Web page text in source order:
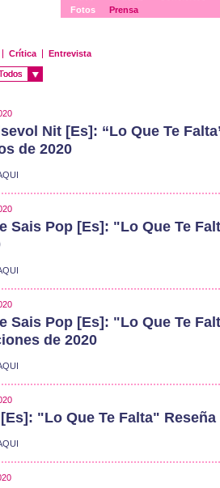
Fotos
Prensa
Crítica Entrevista
Nit [Es]: “Lo Que Te
de 2020
Sais Pop [Es]: "Lo Que Te
Sais Pop [Es]: "Lo Que Te
de 2020
"Lo Que Te Falta" Reseña